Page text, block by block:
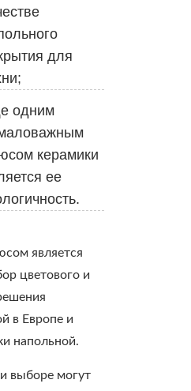
для
одним
керамики
ее
является
цветового и
в Европе и
напольной.
выборе могут